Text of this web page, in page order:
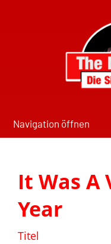
Navigation öffnen
It Was A
Year
Titel